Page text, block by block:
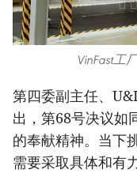
VinFast工
第四委副主任、
出，第68号决议如
的奉献精神。当下
需要采取具体和有